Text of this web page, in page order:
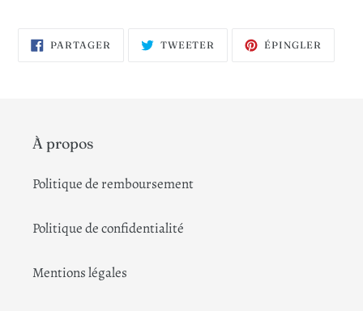
PARTAGER PARTAGER
SUR
TWEETER TWEETERÉPINGLER
À propos
Politique de remboursement
Politique de confidentialité
Mentions légales